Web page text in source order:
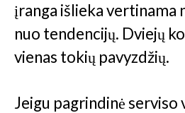
įranga išlieka vertinama
nuo tendencijų. Dviejų
vienas tokių pavyzdžių.
Jeigu pagrindinė serviso